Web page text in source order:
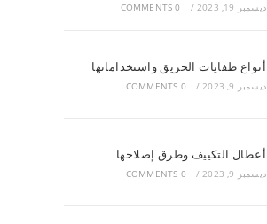
ديسمبر 19, 2023 /
0 COMMENTS
أنواع طفايات الحريق واستخداماتها
ديسمبر 9, 2023 /
0 COMMENTS
أعطال التكييف وطرق إصلاحها
ديسمبر 9, 2023 /
0 COMMENTS